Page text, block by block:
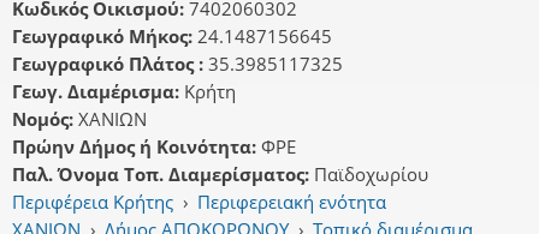
Κωδικός Οικισμού: 7402060302
Γεωγραφικό Μήκος: 24.1487156645
Γεωγραφικό Πλάτος : 35.3985117325
Γεωγ. Διαμέρισμα: Κρήτη
Νομός: ΧΑΝΙΩΝ
Πρώην Δήμος ή Κοινότητα: ΦΡΕ
Παλ. Όνομα Τοπ. Διαμερίσματος: Παϊδοχωρίου
Περιφέρεια Κρήτης › Περιφερειακή ενότητα